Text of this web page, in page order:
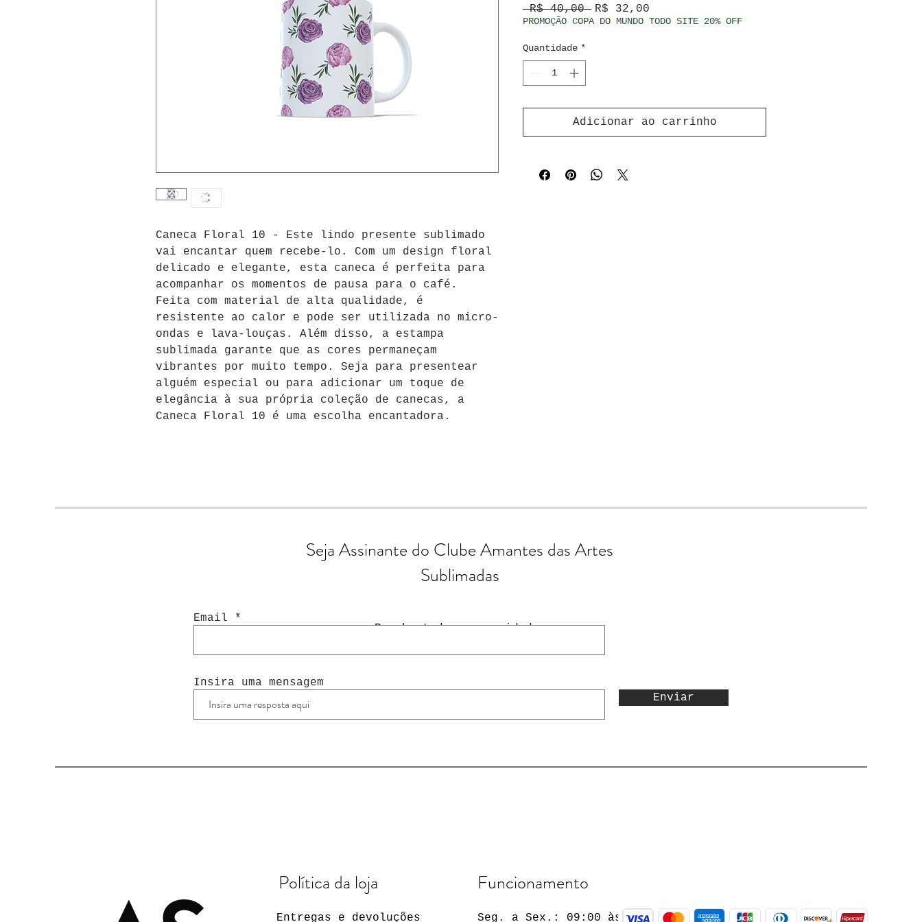
Caneca Floral 10 - Este lindo presente sublimado
vai encantar quem recebe-lo. Com um design floral
delicado e elegante, esta caneca é perfeita para
acompanhar os momentos de pausa para o café.
Feita com material de alta qualidade, é
resistente ao calor e pode ser utilizada no micro-
ondas e lava-louças. Além disso, a estampa
sublimada garante que as cores permaneçam
vibrantes por muito tempo. Seja para presentear
alguém especial ou para adicionar um toque de
elegância à sua própria coleção de canecas, a
Caneca Floral 10 é uma escolha encantadora.
R$ 40,00 Preço normal
R$ 32,00
PROMOÇÃO COPA DO MUNDO TODO SITE 20% OFF
Quantidade *
Adicionar ao carrinho
Seja Assinante do Clube Amantes das Artes
Sublimadas
Receba todas as novidades
Email
Insira uma mensagem
Enviar
Política da loja
Entregas e devoluções
Funcionamento
Seg. a Sex.: 09:00 às